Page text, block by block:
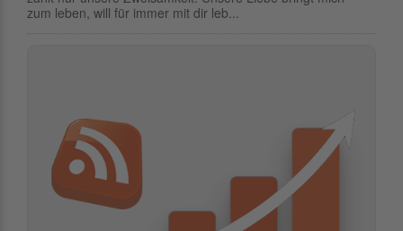
zum leben, will für immer mit dir leb...